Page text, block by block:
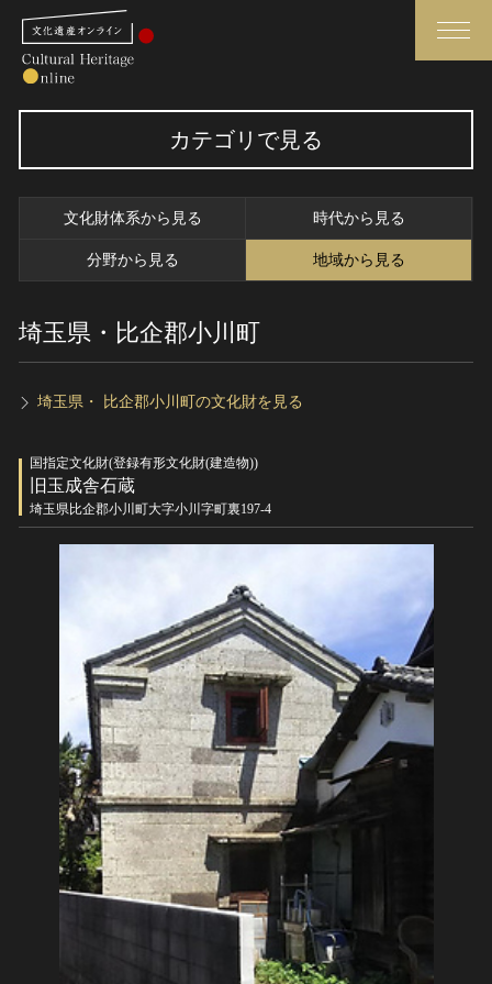
さらに詳細検索
トップ
作品一覧
カテゴリで見る
全国の美術館・博物館
世界遺産
媒体資料・関連記事等
博物館、美術館の皆さまへ
文化庁よりご挨拶
お知らせ一覧
ヘルプ
サイトマップ
サイトのご意見はこちら
文化遺産データベース
国指定文化財等データベース
カテゴリで見る
文化財体系から見る 時代から見る
分野から見る 地域から見る
埼玉県・比企郡小川町
埼玉県・ 比企郡小川町の文化財を見る
国指定文化財(登録有形文化財(建造物))
旧玉成舎石蔵
埼玉県比企郡小川町大字小川字町裏197-4